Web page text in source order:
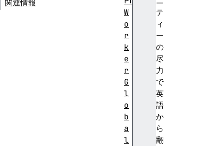
テ
ィ
ー
の
尽
力
で
英
語
か
ら
翻
関連情報
W
o
r
k
e
r
G
l
o
b
a
l